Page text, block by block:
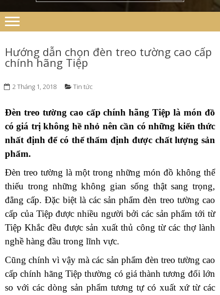
Hướng dẫn chọn đèn treo tường cao cấp
chính hãng Tiệp
2 Tháng 1, 2018 Tin tức
Đèn treo tường cao cấp chính hãng Tiệp là món đồ
có giá trị không hề nhỏ nên cần có những kiến thức
nhất định để có thể thẩm định được chất lượng sản
phẩm.
Đèn treo tường là một trong những món đồ không thể
thiếu trong những không gian sống thật sang trọng,
đẳng cấp. Đặc biệt là các sản phẩm đèn treo tường cao
cấp của Tiệp được nhiều người bởi các sản phẩm tới từ
Tiệp Khắc đều được sản xuất thủ công từ các thợ lành
nghề hàng đầu trong lĩnh vực.
Cũng chính vì vậy mà các sản phẩm đèn treo tường cao
cấp chính hãng Tiệp thường có giá thành tương đối lớn
so với các dòng sản phẩm tương tự có xuất xứ từ các